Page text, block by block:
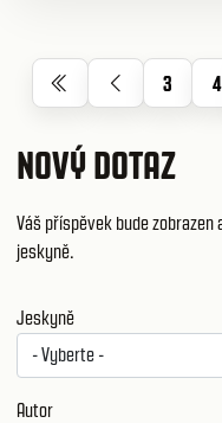
3 4
NOVÝ DOTAZ
Váš příspěvek bude
jeskyně.
Jeskyně
Autor